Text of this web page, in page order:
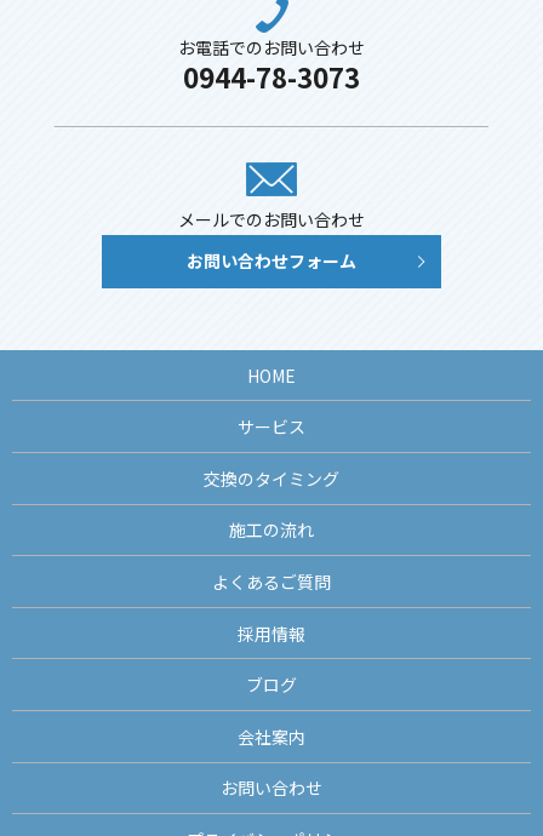
お電話でのお問い合わせ
0944-78-3073
メールでのお問い合わせ
お問い合わせフォーム
HOME
サービス
交換のタイミング
施工の流れ
よくあるご質問
採用情報
ブログ
会社案内
お問い合わせ